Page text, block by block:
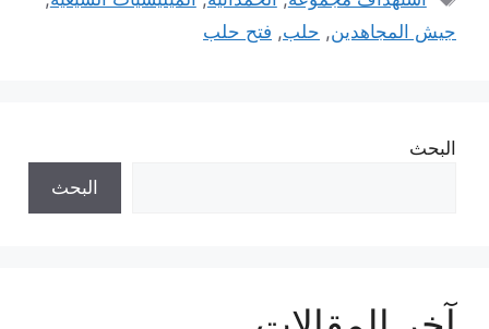
جيش المجاهدين, حلب, فتح حلب
البحث
البحث